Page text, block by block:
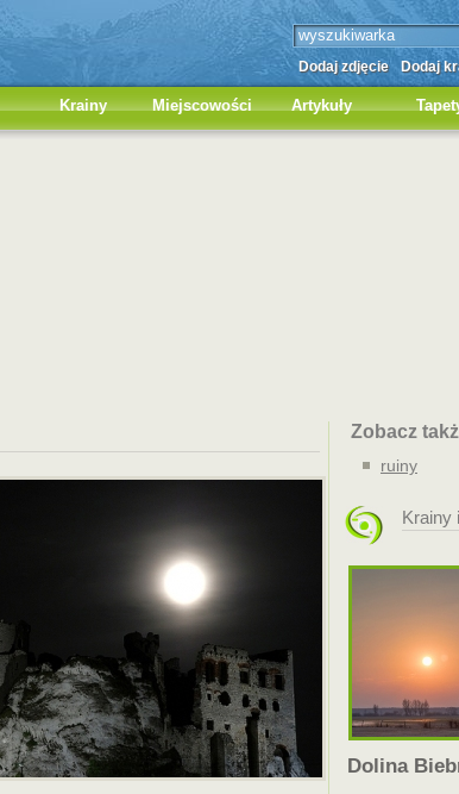
Dodaj zdjęcie Dodaj
Krainy Miejscowości Artykuły
Zobacz
ruiny
Krainy
Dolina